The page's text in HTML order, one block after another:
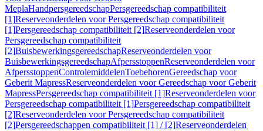
MeplaHandpersgereedschapPersgereedschap compatibiliteit
[1]Reserveonderdelen voor Persgereedschap compatibiliteit
[1]Persgereedschap compatibiliteit [2]Reserveonderdelen voor
Persgereedschap compatibiliteit
[2]BuisbewerkingsgereedschapReserveonderdelen voor
BuisbewerkingsgereedschapAfpersstoppenReserveonderdelen voor
AfpersstoppenControlemiddelenToebehorenGereedschap voor
Geberit MapressReserveonderdelen voor Gereedschap voor Geberit
MapressPersgereedschap compatibiliteit [1]Reserveonderdelen voor
Persgereedschap compatibiliteit [1]Persgereedschap compatibiliteit
[2]Reserveonderdelen voor Persgereedschap compatibiliteit
[2]Persgereedschappen compatibiliteit [1] / [2]Reserveonderdelen